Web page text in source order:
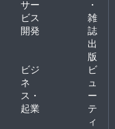
サー
ビス
開発
・
雑
誌
出
版
ビジ
ネ
ス・
起業
ビ
ュ
ー
テ
ィ